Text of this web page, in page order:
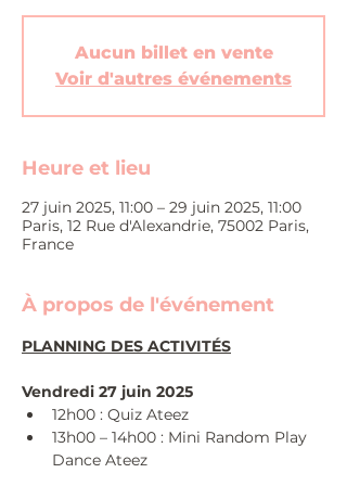
Aucun billet en vente
Voir d'autres événements
Heure et lieu
27 juin 2025, 11:00 – 29 juin 2025, 11:00
Paris, 12 Rue d'Alexandrie, 75002 Paris,
France
À propos de l'événement
PLANNING DES ACTIVITÉS
Vendredi 27 juin 2025
12h00 : Quiz Ateez
13h00 – 14h00 : Mini Random Play
Dance Ateez